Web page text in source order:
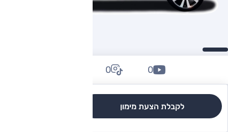
לקבלת הצעת מימון
0
0